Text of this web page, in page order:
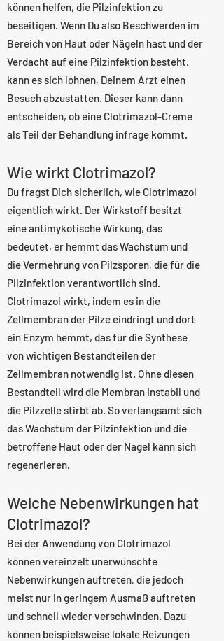
können helfen, die Pilzinfektion zu
beseitigen. Wenn Du also Beschwerden im
Bereich von Haut oder Nägeln hast und der
Verdacht auf eine Pilzinfektion besteht,
kann es sich lohnen, Deinem Arzt einen
Besuch abzustatten. Dieser kann dann
entscheiden, ob eine Clotrimazol-Creme
als Teil der Behandlung infrage kommt.
Wie wirkt Clotrimazol?
Du fragst Dich sicherlich, wie Clotrimazol
eigentlich wirkt. Der Wirkstoff besitzt
eine antimykotische Wirkung, das
bedeutet, er hemmt das Wachstum und
die Vermehrung von Pilzsporen, die für die
Pilzinfektion verantwortlich sind.
Clotrimazol wirkt, indem es in die
Zellmembran der Pilze eindringt und dort
ein Enzym hemmt, das für die Synthese
von wichtigen Bestandteilen der
Zellmembran notwendig ist. Ohne diesen
Bestandteil wird die Membran instabil und
die Pilzzelle stirbt ab. So verlangsamt sich
das Wachstum der Pilzinfektion und die
betroffene Haut oder der Nagel kann sich
regenerieren.
Welche Nebenwirkungen hat
Clotrimazol?
Bei der Anwendung von Clotrimazol
können vereinzelt unerwünschte
Nebenwirkungen auftreten, die jedoch
meist nur in geringem Ausmaß auftreten
und schnell wieder verschwinden. Dazu
können beispielsweise lokale Reizungen